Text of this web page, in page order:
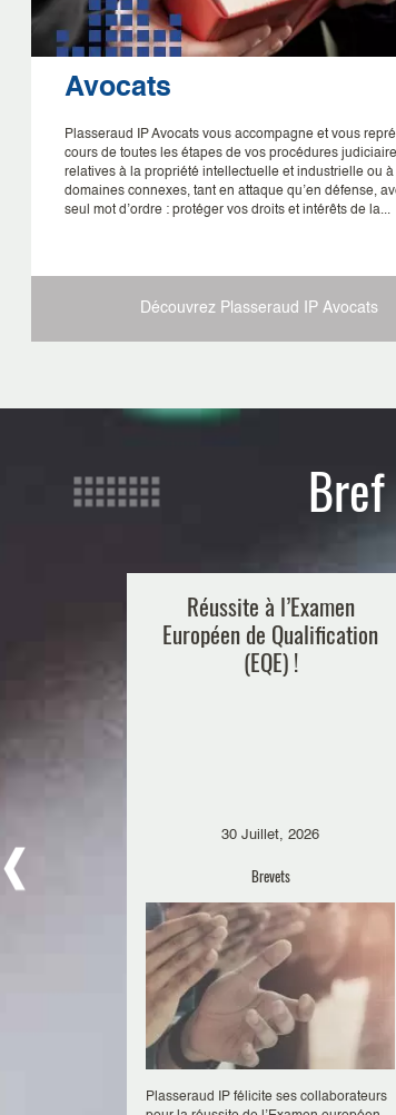
Avocats
Plasseraud IP Avocats vous accompagne et vous
cours de toutes les étapes de vos procédures
relatives à la propriété intellectuelle et industrielle ou à
domaines connexes, tant en attaque qu’en défense,
seul mot d’ordre : protéger vos droits et intérêts de la...
Découvrez Plasseraud IP Avocats
Réussite à l’Examen
Européen de Qualification
(EQE) !
30 Juillet, 2026
Brevets
Plasseraud IP félicite ses collaborateurs